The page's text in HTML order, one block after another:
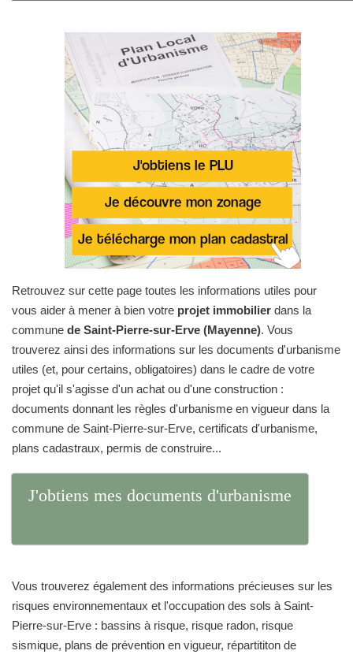
Retrouvez sur cette page toutes les informations utiles pour
vous aider à mener à bien votre projet immobilier dans la
commune de Saint-Pierre-sur-Erve (Mayenne). Vous
trouverez ainsi des informations sur les documents d'urbanisme
utiles (et, pour certains, obligatoires) dans le cadre de votre
projet qu'il s'agisse d'un achat ou d'une construction :
documents donnant les règles d'urbanisme en vigueur dans la
commune de Saint-Pierre-sur-Erve, certificats d'urbanisme,
plans cadastraux, permis de construire...
J'obtiens mes documents d'urbanisme
Vous trouverez également des informations précieuses sur les
risques environnementaux et l'occupation des sols à Saint-
Pierre-sur-Erve : bassins à risque, risque radon, risque
sismique, plans de prévention en vigueur, répartititon de